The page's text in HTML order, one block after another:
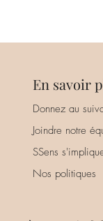
En savoir
Donnez au
Joindre notre
SSens
Nos politiques